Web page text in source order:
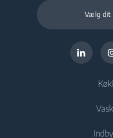
Vælg dit